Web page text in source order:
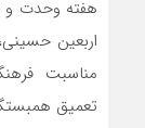
هفته وحدت و
اربعین
مناسبت
تعمیق